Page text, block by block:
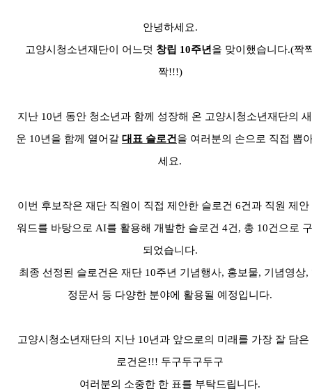
안녕하세요.
고양시청소년재단이 어느덧 창립 10주년을 맞이했습니다.(짝
짝!!!)
지난 10년 동안 청소년과 함께 성장해 온 고양시청소년재단의
운 10년을 함께 열어갈 대표 슬로건을 여러분의 손으로 직접 뽑
세요.
이번 후보작은 재단 직원이 직접 제안한 슬로건 6건과 직원 제안
워드를 바탕으로 AI를 활용해 개발한 슬로건 4건, 총 10건으로
되었습니다.
최종 선정된 슬로건은 재단 10주년 기념행사, 홍보물, 기념영상,
정문서 등 다양한 분야에 활용될 예정입니다.
고양시청소년재단의 지난 10년과 앞으로의 미래를 가장 잘 담은
로건은!!! 두구두구두구
여러분의 소중한 한 표를 부탁드립니다.